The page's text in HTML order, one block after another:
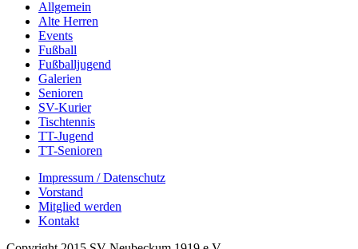
Allgemein
Alte Herren
Events
Fußball
Fußballjugend
Galerien
Senioren
SV-Kurier
Tischtennis
TT-Jugend
TT-Senioren
Impressum / Datenschutz
Vorstand
Mitglied werden
Kontakt